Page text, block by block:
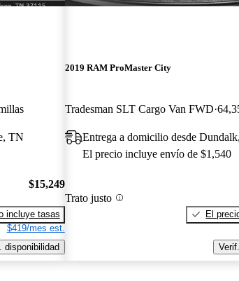
TN
$15,249
incluye tasas
$419/mes est.
disponibilidad
2019 RAM ProMaster City
Tradesman SLT Cargo Van FWD
Entrega a domicilio desde
El precio incluye envío de $1,540
Trato justo
El